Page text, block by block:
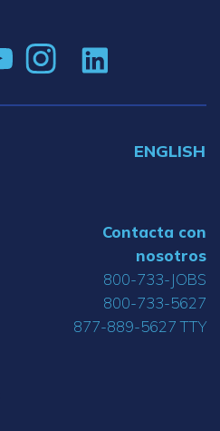
ENGLISH
Contacta con
nosotros
800-733-JOBS
800-733-5627
877-889-5627 TTY